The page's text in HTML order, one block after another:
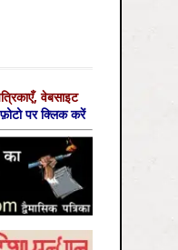
वेबसाइट
पर क्लिक करें